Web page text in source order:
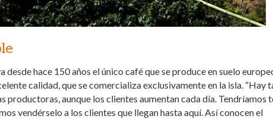
desde hace 150 años el único café que se produce en suelo
calidad, que se comercializa exclusivamente en la isla. “Hay
productoras, aunque los clientes aumentan cada día. Tendríamos
vendérselo a los clientes que llegan hasta aquí. Así conocen el